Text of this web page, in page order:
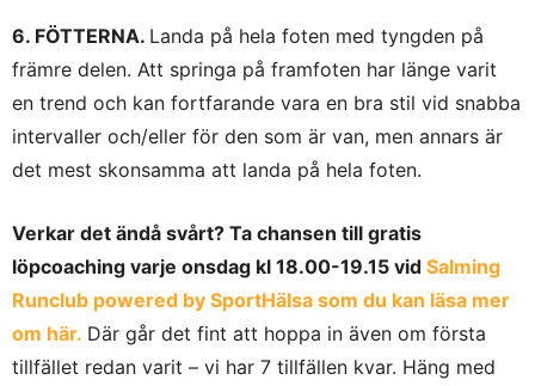
6. FÖTTERNA. Landa på hela foten med tyngden på
främre delen. Att springa på framfoten har länge varit
en trend och kan fortfarande vara en bra stil vid snabba
intervaller och/eller för den som är van, men annars är
det mest skonsamma att landa på hela foten.
Verkar det ändå svårt? Ta chansen till gratis
löpcoaching varje onsdag kl 18.00-19.15 vid Salming
Runclub powered by SportHälsa som du kan läsa mer
om här. Där går det fint att hoppa in även om första
tillfället redan varit – vi har 7 tillfällen kvar. Häng med